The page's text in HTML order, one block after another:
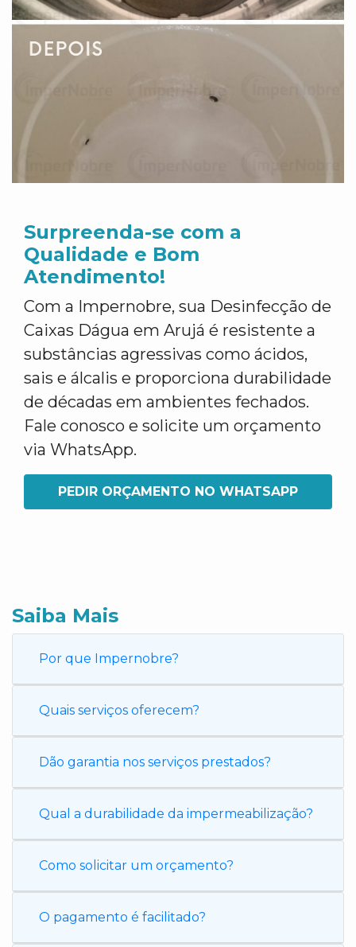
Surpreenda-se com a
Qualidade e Bom
Atendimento!
Com a Impernobre, sua Desinfecção de
Caixas Dágua em Arujá é resistente a
substâncias agressivas como ácidos,
sais e álcalis e proporciona durabilidade
de décadas em ambientes fechados.
Fale conosco e solicite um orçamento
via WhatsApp.
PEDIR ORÇAMENTO NO WHATSAPP
Saiba Mais
Por que Impernobre?
Quais serviços oferecem?
Dão garantia nos serviços prestados?
Qual a durabilidade da impermeabilização?
Como solicitar um orçamento?
O pagamento é facilitado?